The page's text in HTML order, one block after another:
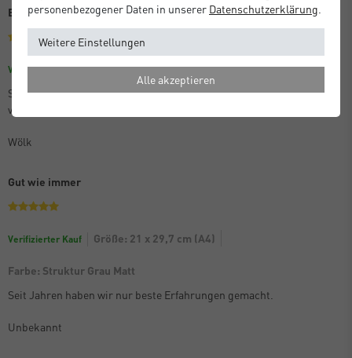
Bilderrahmen
Verifizierter Kauf Größe: 50 x 50 cm
Farbe: Struktur Schwarz Matt
Schnelle Lieferung, sehr gute Qualität und die Ware war sehr gut
verpackt. Kann die Bilderrahmen nur empfehlen.
Wölk
Gut wie immer
Verifizierter Kauf Größe: 21 x 29,7 cm (A4)
Farbe: Struktur Grau Matt
Seit Jahren haben wir nur beste Erfahrungen gemacht.
Unbekannt
personenbezogener Daten in unserer Daten­schutz­erklärung
Weitere Einstellungen
Alle akzeptieren